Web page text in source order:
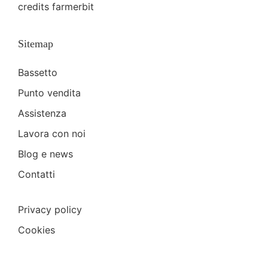
credits farmerbit
Sitemap
Bassetto
Punto vendita
Assistenza
Lavora con noi
Blog e news
Contatti
Privacy policy
Cookies